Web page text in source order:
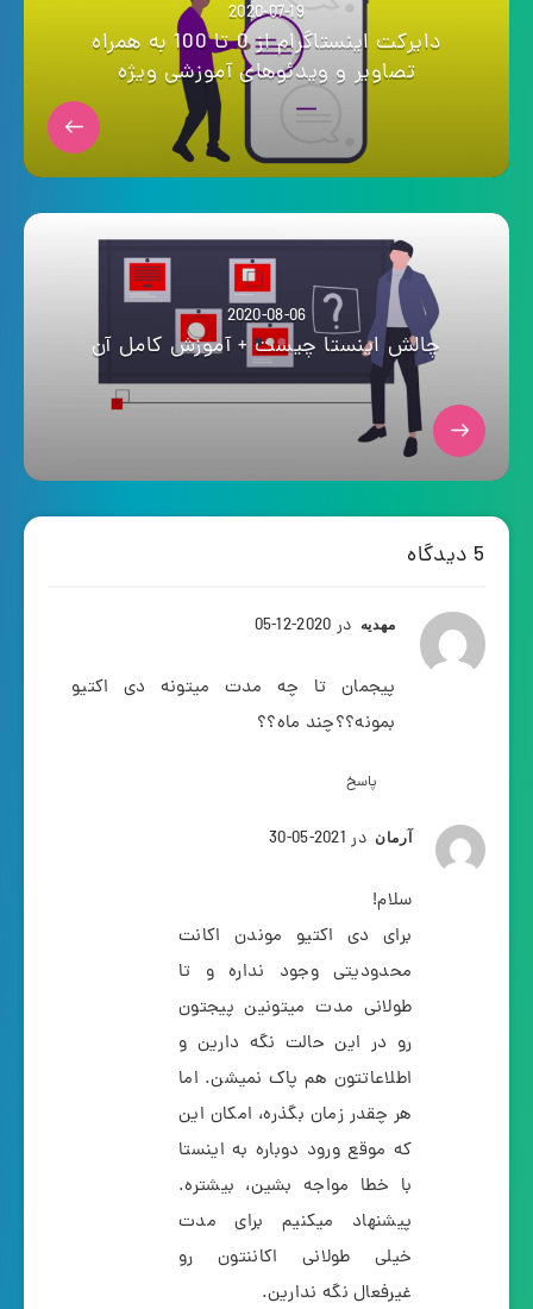
2020-07-19
دایرکت اینستاگرام از 0 تا 100 به همراه
تصاویر و ویدئوهای آموزشی ویژه
2020-08-06
چالش اینستا چیست + آموزش کامل آن
5 دیدگاه
مهدیه در 2020-12-05
پیجمان تا چه مدت میتونه دی اکتیو
بمونه؟؟چند ماه؟؟
پاسخ
آرمان در 2021-05-30
سلام!
برای دی اکتیو موندن اکانت
محدودیتی وجود نداره و تا
طولانی مدت میتونین پیجتون
رو در این حالت نگه دارین و
اطلاعاتتون هم پاک نمیشن. اما
هر چقدر زمان بگذره، امکان این
که موقع ورود دوباره به اینستا
با خطا مواجه بشین، بیشتره.
پیشنهاد میکنیم برای مدت
خیلی طولانی اکاننتون رو
غیرفعال نگه ندارین.